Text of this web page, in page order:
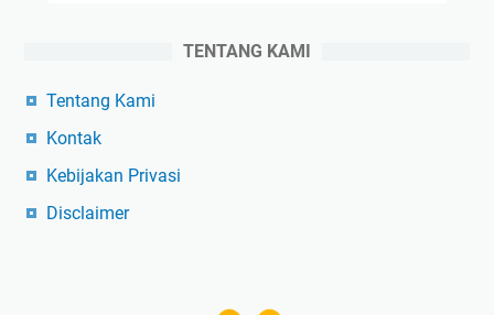
TENTANG KAMI
Tentang Kami
Kontak
Kebijakan Privasi
Disclaimer